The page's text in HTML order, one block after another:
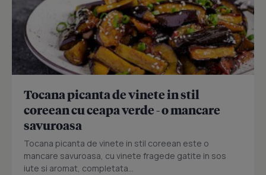
Tocana picanta de vinete in stil
coreean cu ceapa verde - o mancare
savuroasa
Tocana picanta de vinete in stil coreean este o
mancare savuroasa, cu vinete fragede gatite in sos
iute si aromat, completata...